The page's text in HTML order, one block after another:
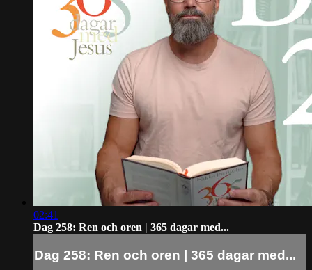
02:41
Dag 258: Ren och oren | 365 dagar med...
Dag 258: Ren och oren | 365 dagar med...